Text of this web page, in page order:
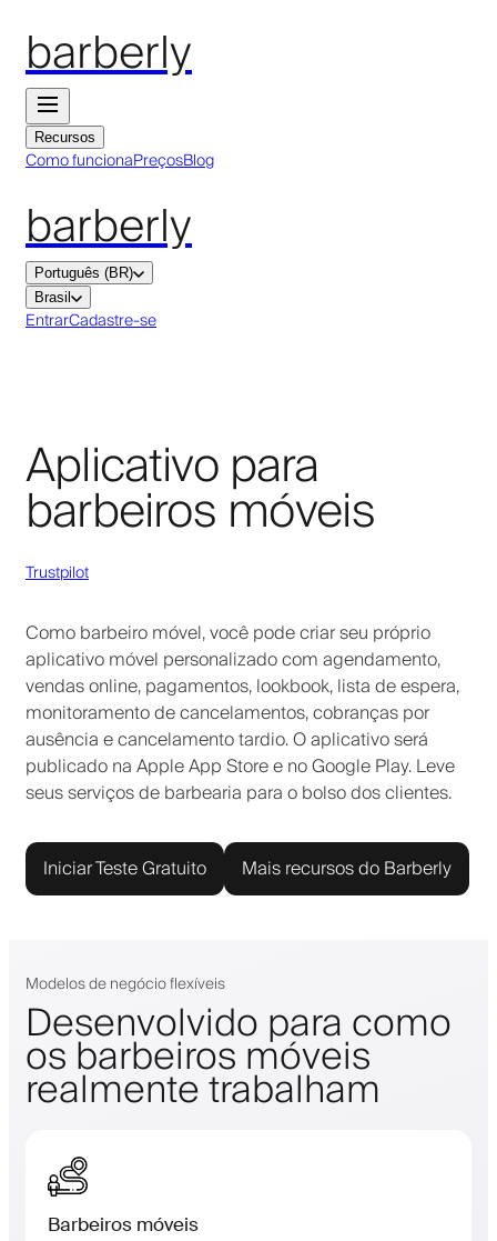
barberly
Recursos
Como funcionaPreçosBlog
barberly
Português (BR)
Brasil
EntrarCadastre-se
Aplicativo para
barbeiros móveis
Trustpilot
Como barbeiro móvel, você pode criar seu próprio
aplicativo móvel personalizado com agendamento,
vendas online, pagamentos, lookbook, lista de espera,
monitoramento de cancelamentos, cobranças por
ausência e cancelamento tardio. O aplicativo será
publicado na Apple App Store e no Google Play. Leve
seus serviços de barbearia para o bolso dos clientes.
Iniciar Teste Gratuito Mais recursos do Barberly
Modelos de negócio flexíveis
Desenvolvido para como
os barbeiros móveis
realmente trabalham
Barbeiros móveis